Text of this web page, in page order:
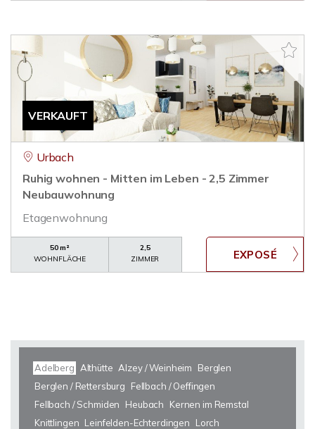
VERKAUFT
Urbach
Ruhig wohnen - Mitten im Leben - 2,5 Zimmer
Neubauwohnung
Etagenwohnung
50 m²
WOHNFLÄCHE
2,5
ZIMMER
Adelberg Althütte Alzey / Weinheim
Berglen
Berglen / Rettersburg
Fellbach / Oeffingen
Fellbach / Schmiden
Heubach
Kernen im Remstal
Knittlingen Leinfelden-Echterdingen
Lorch